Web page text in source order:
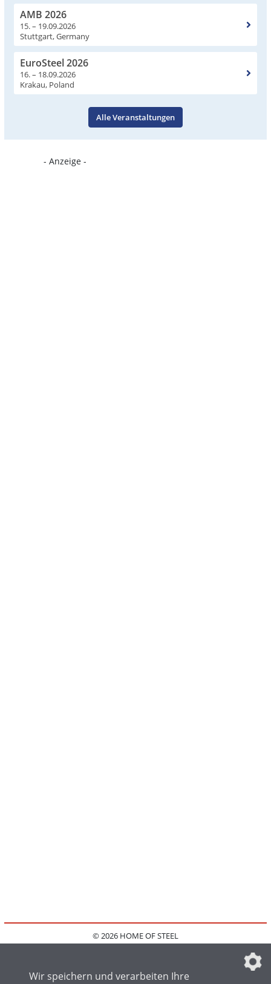
AMB 2026
15. – 19.09.2026
Stuttgart, Germany
EuroSteel 2026
16. – 18.09.2026
Krakau, Poland
Alle Veranstaltungen
- Anzeige -
© 2026 HOME OF STEEL
IMPRESSUM
FAQ
DATENSCHUTZEINSTELLUNGEN
Wir speichern und verarbeiten Ihre